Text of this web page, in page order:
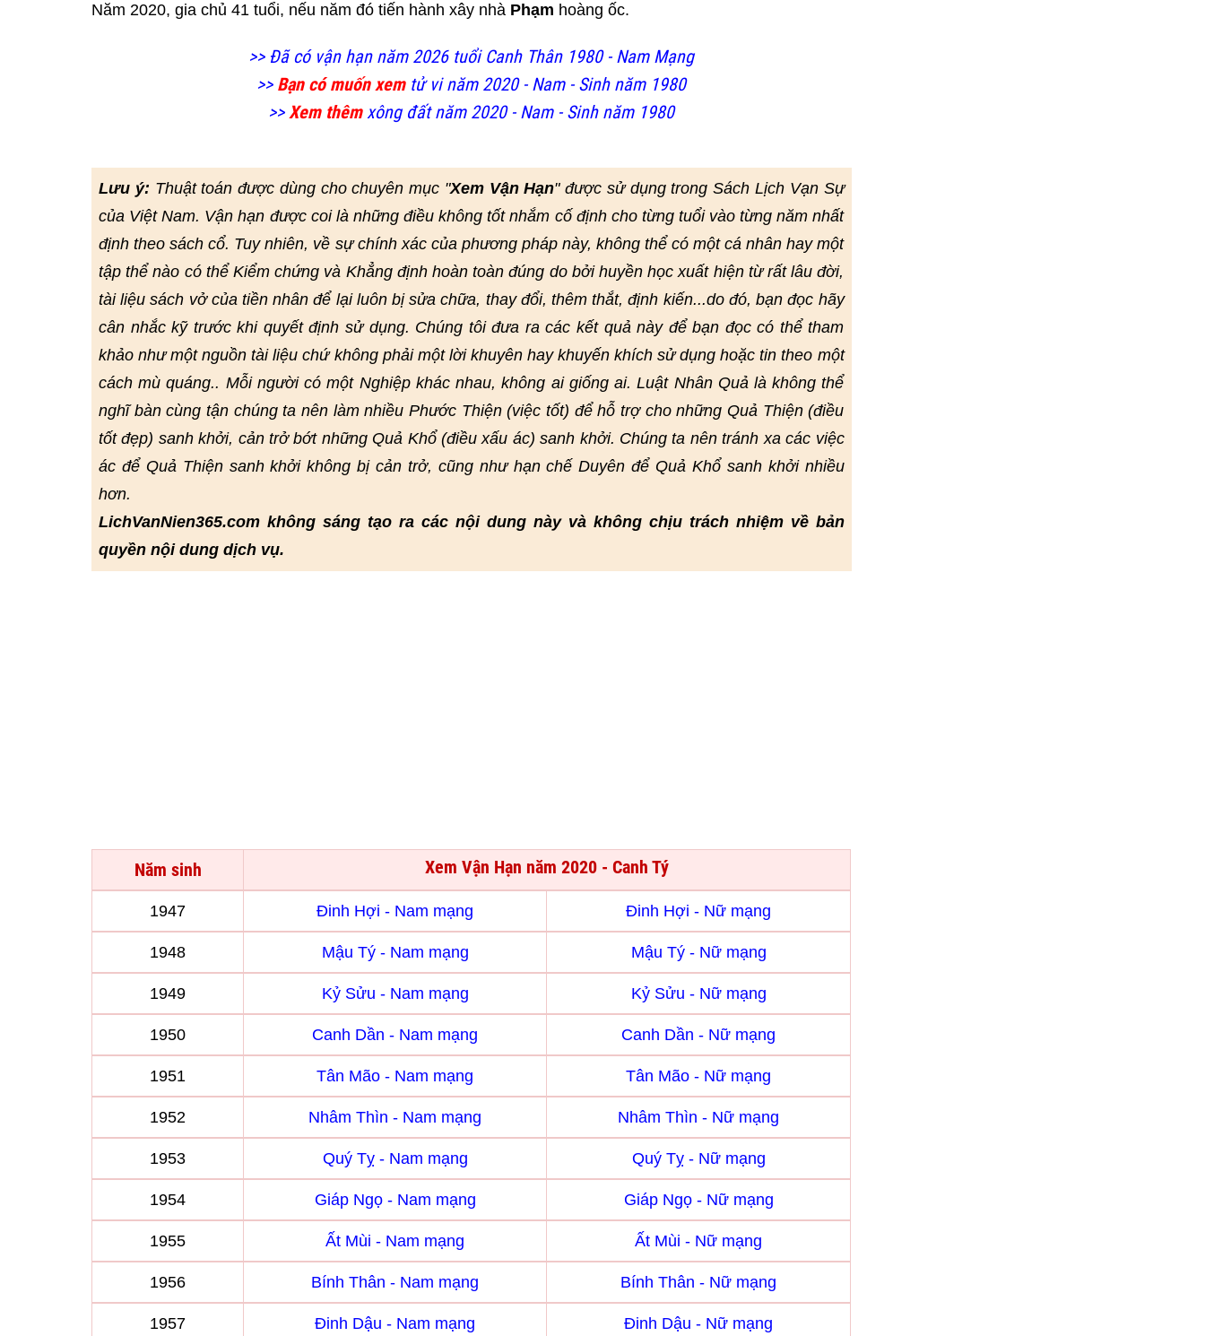
Năm 2020, gia chủ 41 tuổi, nếu năm đó tiến hành xây nhà Phạm hoàng ốc.
>> Đã có vận hạn năm 2026 tuổi Canh Thân 1980 - Nam Mạng
>> Bạn có muốn xemtử vi năm 2020 - Nam - Sinh năm 1980
>>Xem thêmxông đất năm 2020 - Nam - Sinh năm 1980
Lưu ý: Thuật toán được dùng cho chuyên mục "Xem Vận Hạn" được sử dụng trong Sách Lịch Vạn Sự
của Việt Nam. Vận hạn được coi là những điều không tốt nhắm cố định cho từng tuổi vào từng năm nhất
định theo sách cổ. Tuy nhiên, về sự chính xác của phương pháp này, không thể có một cá nhân hay một
tập thể nào có thể Kiểm chứng và Khẳng định hoàn toàn đúng do bởi huyền học xuất hiện từ rất lâu đời,
tài liệu sách vở của tiền nhân để lại luôn bị sửa chữa, thay đổi, thêm thắt, định kiến...do đó, bạn đọc hãy
cân nhắc kỹ trước khi quyết định sử dụng. Chúng tôi đưa ra các kết quả này để bạn đọc có thể tham
khảo như một nguồn tài liệu chứ không phải một lời khuyên hay khuyến khích sử dụng hoặc tin theo một
cách mù quáng.. Mỗi người có một Nghiệp khác nhau, không ai giống ai. Luật Nhân Quả là không thể
nghĩ bàn cùng tận chúng ta nên làm nhiều Phước Thiện (việc tốt) để hỗ trợ cho những Quả Thiện (điều
tốt đẹp) sanh khởi, cản trở bớt những Quả Khổ (điều xấu ác) sanh khởi. Chúng ta nên tránh xa các việc
ác để Quả Thiện sanh khởi không bị cản trở, cũng như hạn chế Duyên để Quả Khổ sanh khởi nhiều
hơn.
LichVanNien365.com không sáng tạo ra các nội dung này và không chịu trách nhiệm về bản
quyền nội dung dịch vụ.
Năm sinh Xem Vận Hạn năm 2020 - Canh Tý
1947 Đinh Hợi - Nam mạng Đinh Hợi - Nữ mạng
1948 Mậu Tý - Nam mạng Mậu Tý - Nữ mạng
1949 Kỷ Sửu - Nam mạng Kỷ Sửu - Nữ mạng
1950 Canh Dần - Nam mạng Canh Dần - Nữ mạng
1951 Tân Mão - Nam mạng Tân Mão - Nữ mạng
1952 Nhâm Thìn - Nam mạng Nhâm Thìn - Nữ mạng
1953 Quý Tỵ - Nam mạng Quý Tỵ - Nữ mạng
1954 Giáp Ngọ - Nam mạng Giáp Ngọ - Nữ mạng
1955 Ất Mùi - Nam mạng Ất Mùi - Nữ mạng
1956 Bính Thân - Nam mạng Bính Thân - Nữ mạng
1957 Đinh Dậu - Nam mạng Đinh Dậu - Nữ mạng